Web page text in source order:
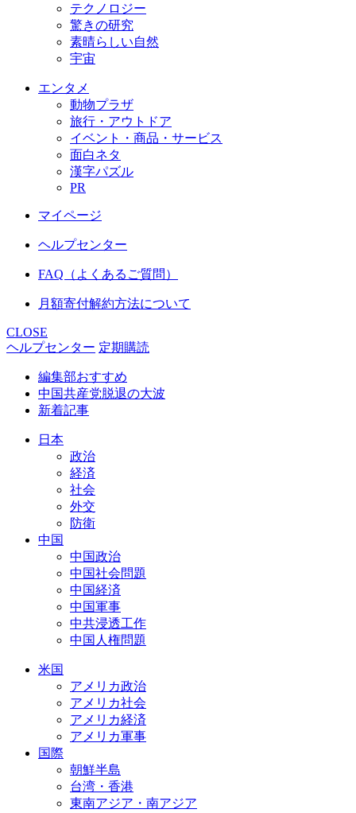
テクノロジー
驚きの研究
素晴らしい自然
宇宙
エンタメ
動物プラザ
旅行・アウトドア
イベント・商品・サービス
面白ネタ
漢字パズル
PR
マイページ
ヘルプセンター
FAQ（よくあるご質問）
月額寄付解約方法について
CLOSE
ヘルプセンター 定期購読
編集部おすすめ
中国共産党脱退の大波
新着記事
日本
政治
経済
社会
外交
防衛
中国
中国政治
中国社会問題
中国経済
中国軍事
中共浸透工作
中国人権問題
米国
アメリカ政治
アメリカ社会
アメリカ経済
アメリカ軍事
国際
朝鮮半島
台湾・香港
東南アジア・南アジア